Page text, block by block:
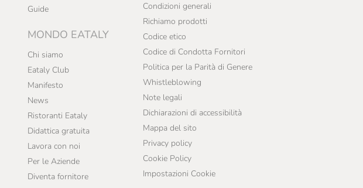
Guide
MONDO EATALY
Chi siamo
Eataly Club
Manifesto
News
Ristoranti Eataly
Didattica gratuita
Lavora con noi
Per le Aziende
Diventa fornitore
Condizioni generali
Richiamo prodotti
Codice etico
Codice di Condotta Fornitori
Politica per la Parità di Genere
Whistleblowing
Note legali
Dichiarazioni di accessibilità
Mappa del sito
Privacy policy
Cookie Policy
Impostazioni Cookie